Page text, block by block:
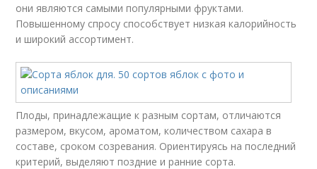
они являются самыми популярными фруктами.
Повышенному спросу способствует низкая калорийность
и широкий ассортимент.
Плоды, принадлежащие к разным сортам, отличаются
размером, вкусом, ароматом, количеством сахара в
составе, сроком созревания. Ориентируясь на последний
критерий, выделяют поздние и ранние сорта.